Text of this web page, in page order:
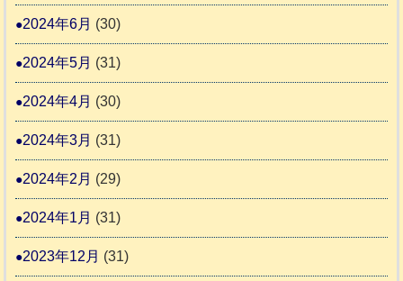
2024年6月 (30)
2024年5月 (31)
2024年4月 (30)
2024年3月 (31)
2024年2月 (29)
2024年1月 (31)
2023年12月 (31)